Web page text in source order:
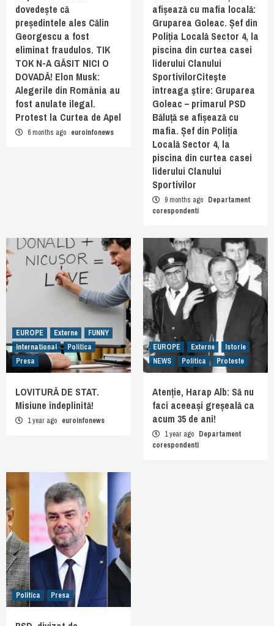
dovedește că
președintele ales Călin
Georgescu a fost
eliminat fraudulos. TIK
TOK N-A GĂSIT NICI O
DOVADĂ! Elon Musk:
Alegerile din România au
fost anulate ilegal.
Protest la Curtea de Apel
6 months ago euroinfonews
afișează cu mafia locală:
Gruparea Goleac. Șef din
Poliția Locală Sector 4, la
piscina din curtea casei
liderului Clanului
SportivilorCiteşte
întreaga ştire: Gruparea
Goleac – primarul PSD
Băluță se afișează cu
mafia. Șef din Poliția
Locală Sector 4, la
piscina din curtea casei
liderului Clanului
Sportivilor
9 months ago Departament
corespondenti
EUROPE Externe
FUNNY
International
Politica
Presa
LOVITURĂ DE STAT.
Misiune îndeplinită!
1 year ago euroinfonews
EUROPE Externe
Istorie
NEWS
Politica Proteste
Atenție, Harap Alb: Să nu
faci aceeași greșeală ca
acum 35 de ani!
1 year ago Departament
corespondenti
Politica Presa